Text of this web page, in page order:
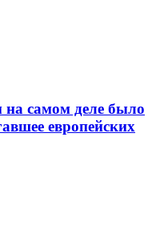
на самом деле было
европейских